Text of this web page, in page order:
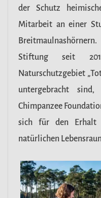
der Schutz
Mitarbeit an einer
Stiftung seit
Naturschutzgebiet
untergebracht
Chimpanzee
sich für den Erhalt
natürlichen